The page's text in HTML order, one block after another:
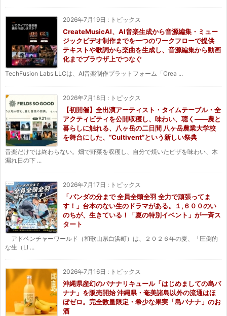
2026年7月19日 : トピックス
CreateMusicAI、AI音楽生成から音源編集・ミュー
ジックビデオ制作までを一つのワークフローで提供
テキストや歌詞から楽曲を生成し、音源編集から動画
化までブラウザ上でつなぐ
TechFusion Labs LLCは、AI音楽制作プラットフォーム「Crea ...
2026年7月18日 : トピックス
【初開催】全出演アーティスト・タイムテーブル・全
アクティビティを公開収穫し、味わい、聴く——農と
暮らしに触れる、八ヶ岳の二日間 八ヶ岳農業大学校
を舞台にした、“Cultivent”という新しい祭典
音楽だけでは終わらない。畑で野菜を収穫し、自分で焼いたピザを味わい、木
漏れ日の下 ...
2026年7月17日 : トピックス
「パンダの分まで 全員全頭全羽 全力で頑張ってま
す！」台本のない生のドラマがある。１,６００のい
のちが、生きている！「夏の特別イベント」が一斉ス
タート
アドベンチャーワールド（和歌山県白浜町）は、２０２６年の夏、「圧倒的
な生（LI ...
2026年7月16日 : トピックス
沖縄県産幻のバナナリキュール「はじめましての島バ
ナナ」を販売開始 沖縄県・奄美諸島以外の流通はほ
ぼゼロ。完全数量限定・希少な果実「島バナナ」のお
酒